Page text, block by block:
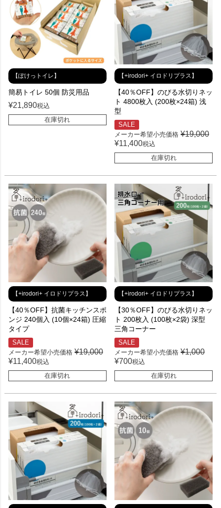
【ぽけっトイレ】
簡易トイレ 50個 防災用品
¥21,890税込
在庫切れ
【+irodori+ イロドリプラス】
【40％OFF】のびる水切りネッ
ト 4800枚入 (200枚×24箱) 浅
型
SALE
メーカー希望小売価格 ¥19,000
¥11,400税込
在庫切れ
【+irodori+ イロドリプラス】
【40％OFF】抗菌キッチンスポ
ンジ 240個入 (10個×24箱) 圧縮
タイプ
SALE
メーカー希望小売価格 ¥19,000
¥11,400税込
在庫切れ
【+irodori+ イロドリプラス】
【30％OFF】のびる水切りネッ
ト 200枚入 (100枚×2袋) 深型
三角コーナー
SALE
メーカー希望小売価格 ¥1,000
¥700税込
在庫切れ